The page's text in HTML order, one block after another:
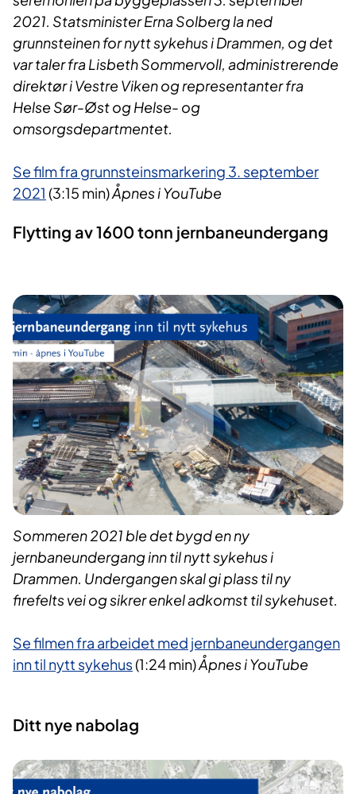
2021. Statsminister Erna Solberg la ned
grunnsteinen for nytt sykehus i Drammen, og det
var taler fra Lisbeth Sommervoll, administrerende
direktør i Vestre Viken og representanter fra
Helse Sør-Øst og Helse- og
omsorgsdepartmentet.
Se film fra grunnsteinsmarkering 3. september
2021 (3:15 min)Åpnes i YouTube
Flytting av 1600 tonn jernbaneundergang
Sommeren 2021 ble det bygd en ny
jernbaneundergang inn til nytt sykehus i
Drammen. Undergangen skal gi plass til ny
firefelts vei og sikrer enkel adkomst til sykehuset.
Se filmen fra arbeidet med jernbaneundergangen
inn til nytt sykehus​(1:24 min)Åpnes i YouTube
Ditt nye nabolag